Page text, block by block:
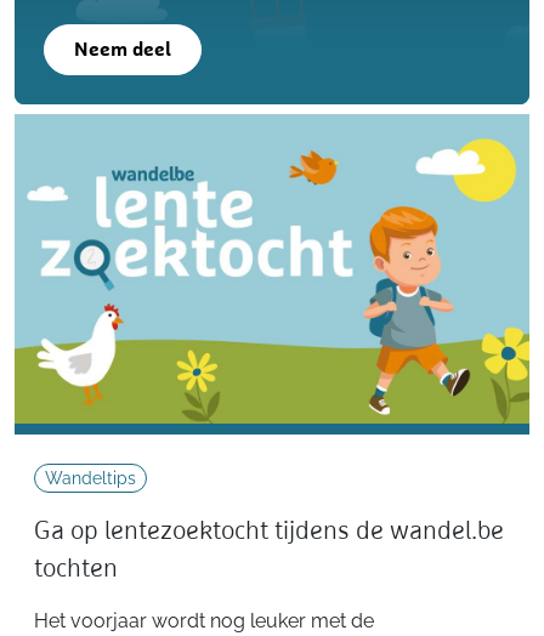
Neem deel
Wandeltips
Ga op lentezoektocht tijdens de wandel.be
tochten
Het voorjaar wordt nog leuker met de